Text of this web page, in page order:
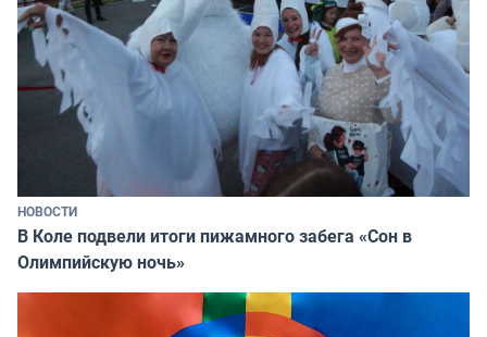
НОВОСТИ
В Коле подвели итоги пижамного забега «Сон в
Олимпийскую ночь»